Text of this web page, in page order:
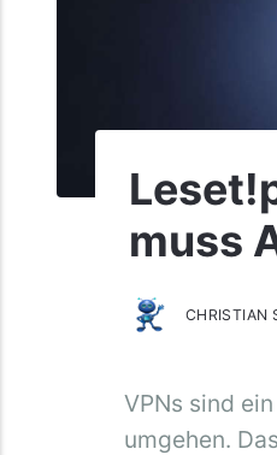
muss
CHRISTIAN
VPNs sind
umgehen.